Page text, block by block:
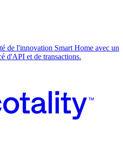
de l'innovation Smart Home avec un
d'API et de transactions.